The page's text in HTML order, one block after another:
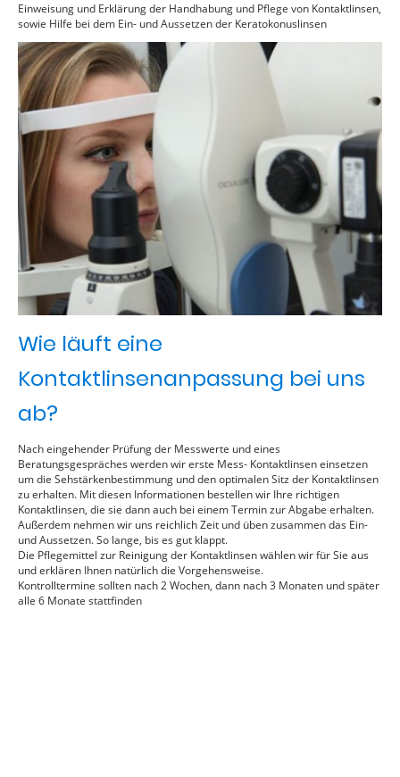
Einweisung und Erklärung der Handhabung und Pflege von Kontaktlinsen,
sowie Hilfe bei dem Ein- und Aussetzen der Keratokonuslinsen
Wie läuft eine
Kontaktlinsenanpassung bei uns
ab?
Nach eingehender Prüfung der Messwerte und eines
Beratungsgespräches werden wir erste Mess- Kontaktlinsen einsetzen
um die Sehstärkenbestimmung und den optimalen Sitz der Kontaktlinsen
zu erhalten. Mit diesen Informationen bestellen wir Ihre richtigen
Kontaktlinsen, die sie dann auch bei einem Termin zur Abgabe erhalten.
Außerdem nehmen wir uns reichlich Zeit und üben zusammen das Ein-
und Aussetzen. So lange, bis es gut klappt.
Die Pflegemittel zur Reinigung der Kontaktlinsen wählen wir für Sie aus
und erklären Ihnen natürlich die Vorgehensweise.
Kontrolltermine sollten nach 2 Wochen, dann nach 3 Monaten und später
alle 6 Monate stattfinden